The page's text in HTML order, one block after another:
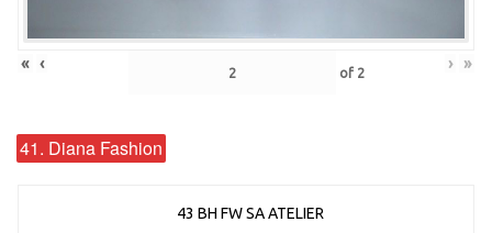
« ‹ of 2 › »
41. Diana Fashion
43 BH FW SA ATELIER